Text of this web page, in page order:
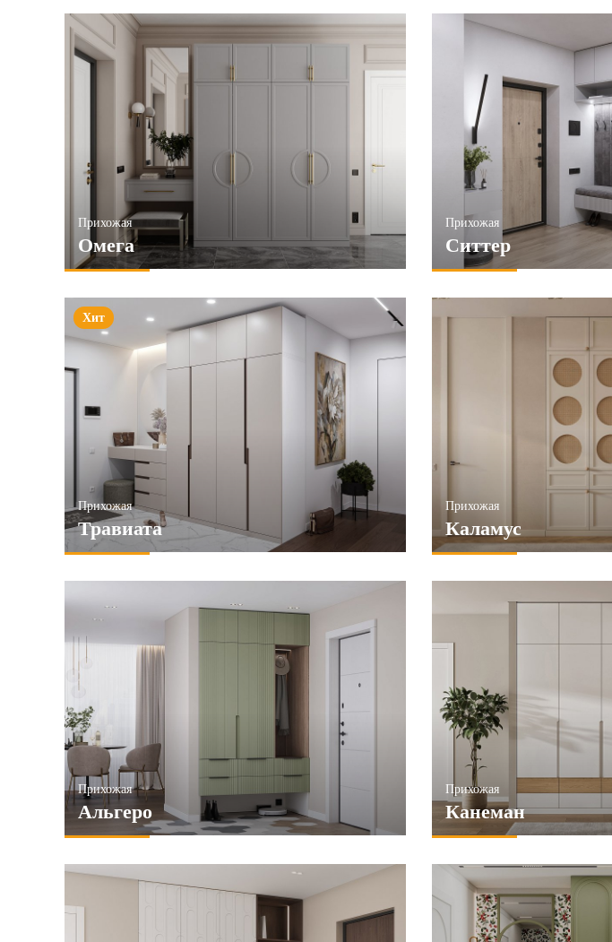
Прихожая
Омега
Прихожая
Ситтер
Хит
Прихожая
Травиата
Прихожая
Каламус
Прихожая
Альгеро
Прихожая
Канеман